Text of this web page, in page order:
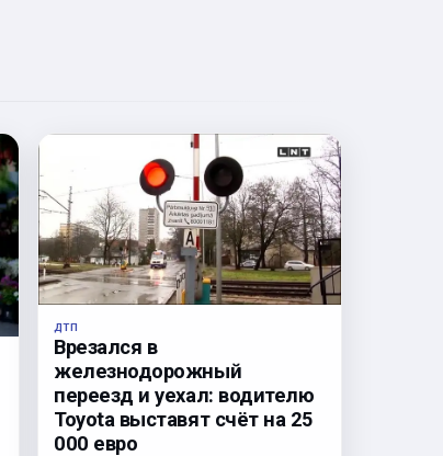
ДТП
Врезался в
железнодорожный
переезд и уехал: водителю
Toyota выставят счёт на 25
000 евро